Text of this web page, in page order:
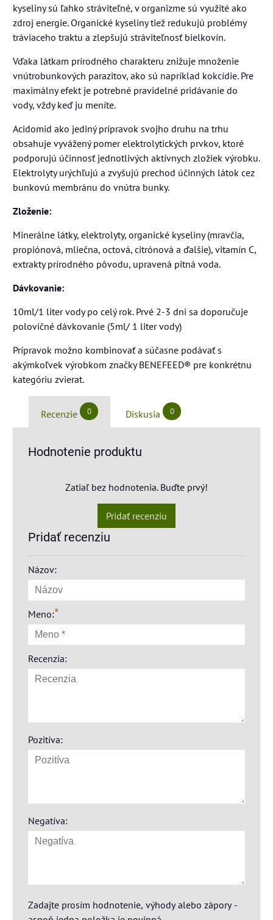
kyseliny sú ľahko stráviteľné, v organizme sú využité ako
zdroj energie. Organické kyseliny tiež redukujú problémy
tráviaceho traktu a zlepšujú stráviteľnosť bielkovín.
Vďaka látkam prírodného charakteru znižuje množenie
vnútrobunkových parazitov, ako sú napríklad kokcídie. Pre
maximálny efekt je potrebné pravidelné pridávanie do
vody, vždy keď ju meníte.
Acidomid ako jediný prípravok svojho druhu na trhu
obsahuje vyvážený pomer elektrolytických prvkov, ktoré
podporujú účinnosť jednotlivých aktívnych zložiek výrobku.
Elektrolyty urýchľujú a zvyšujú prechod účinných látok cez
bunkovú membránu do vnútra bunky.
Zloženie:
Minerálne látky, elektrolyty, organické kyseliny (mravčia,
propiónová, mliečna, octová, citrónová a ďalšie), vitamín C,
extrakty prírodného pôvodu, upravená pitná voda.
Dávkovanie:
10ml/1 liter vody po celý rok. Prvé 2-3 dni sa doporučuje
polovičné dávkovanie (5ml/ 1 liter vody)
Prípravok možno kombinovať a súčasne podávať s
akýmkoľvek výrobkom značky BENEFEED® pre konkrétnu
kategóriu zvierat.
Recenzie 0 Diskusia 0
Hodnotenie produktu
Zatiaľ bez hodnotenia. Buďte prvý!
Pridať recenziu
Pridať recenziu
Názov:
Meno:*
Recenzia:
Pozitíva:
Negatíva:
Zadajte prosím hodnotenie, výhody alebo zápory -